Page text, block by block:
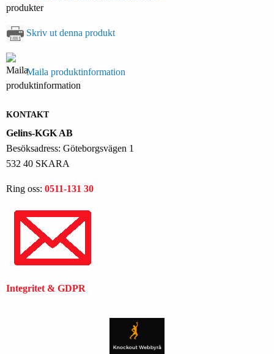
Skriv ut denna produkt
Maila produktinformation
KONTAKT
Gelins-KGK AB
Besöksadress: Göteborgsvägen 1
532 40 SKARA
Ring oss: 0511-131 30
Integritet & GDPR